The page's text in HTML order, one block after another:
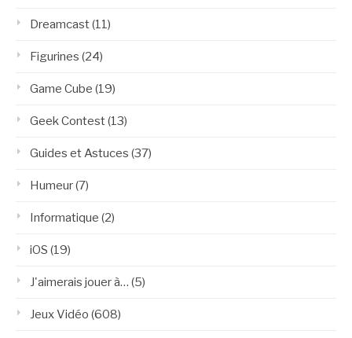
Dreamcast(11)
Figurines (24)
Game Cube (19)
Geek Contest(13)
Guides et Astuces (37)
Humeur(7)
Informatique (2)
iOS (19)
J'aimerais jouer à… (5)
Jeux Vidéo (608)